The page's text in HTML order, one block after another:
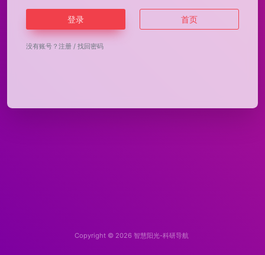
登录 首页
没有账号？ 注册 / 找回密码
Copyright © 2026 智慧阳光-科研导航